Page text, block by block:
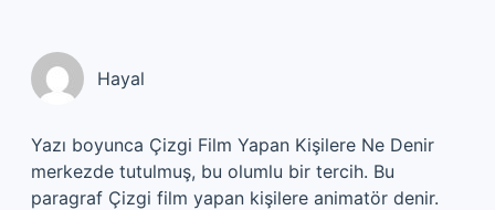
Hayal
Yazı boyunca Çizgi Film Yapan Kişilere Ne Denir
merkezde tutulmuş, bu olumlu bir tercih. Bu
paragraf Çizgi film yapan kişilere animatör denir.